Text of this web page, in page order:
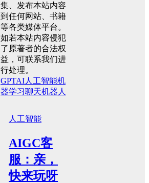
集、发布本站内容
到任何网站、书籍
等各类媒体平台。
如若本站内容侵犯
了原著者的合法权
益，可联系我们进
行处理。
GPTAI人工智能机
器学习聊天机器人
人工智能
AIGC客
服：亲，
快来玩呀